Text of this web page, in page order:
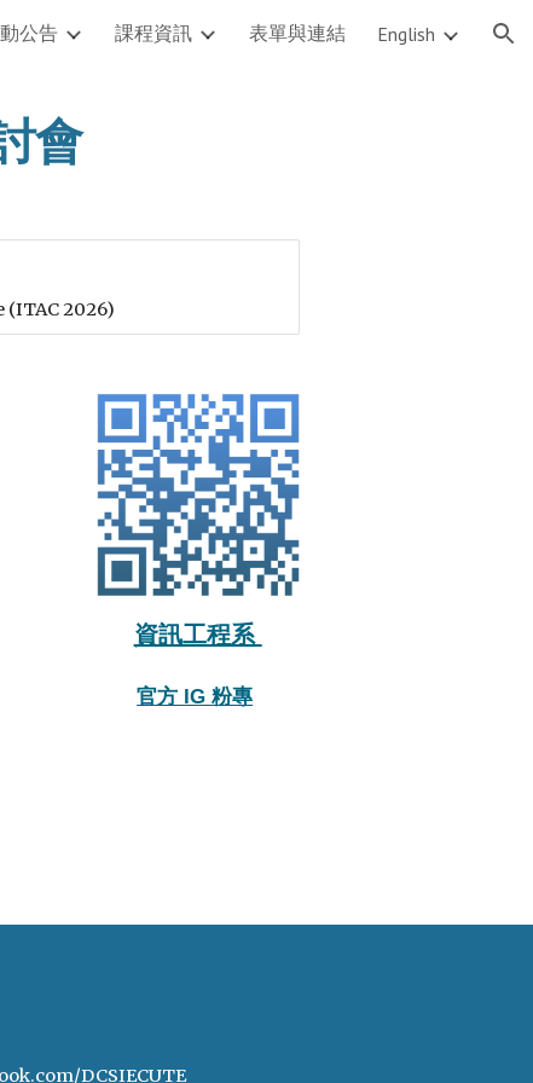
公告 課程資訊 表單與連結 English
會
(ITAC 2026)
資訊工程系
官方 IG 粉專
DCSIECUTE